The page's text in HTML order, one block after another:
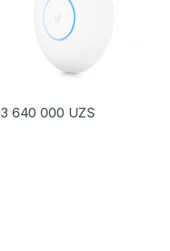
3 640 000 UZS